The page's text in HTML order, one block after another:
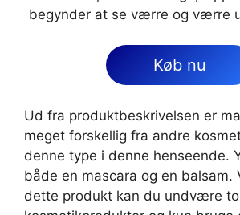
begynder at se værre og værre
Køb nu
Ud fra produktbeskrivelsen er
meget forskellig fra andre
denne type i denne henseende.
både en mascara og en balsam.
dette produkt kan du undvære